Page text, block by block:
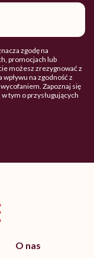
zgodę na
promocjach lub
możesz zrezygnować z
na zgodność z
Zapoznaj się
tym o przysługujących
O nas